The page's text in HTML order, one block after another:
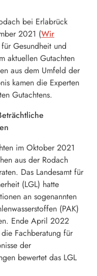
bei Erlabrück
2021 (Wir
Gesundheit und
aktuellen Gutachten
aus dem Umfeld der
kamen die Experten
Gutachtens.
im Oktober 2021
aus der Rodach
Das Landesamt für
(LGL) hatte
an sogenannten
(PAK)
Ende April 2022
Fachberatung für
der
bewertet das LGL